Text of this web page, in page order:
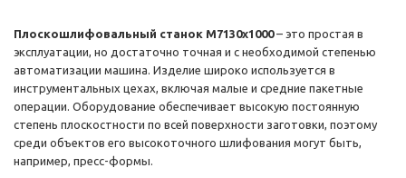
Плоскошлифовальный станок М7130х1000– это простая в
эксплуатации, но достаточно точная и с необходимой степенью
автоматизации машина. Изделие широко используется в
инструментальных цехах, включая малые и средние пакетные
операции. Оборудование обеспечивает высокую постоянную
степень плоскостности по всей поверхности заготовки, поэтому
среди объектов его высокоточного шлифования могут быть,
например, пресс-формы.